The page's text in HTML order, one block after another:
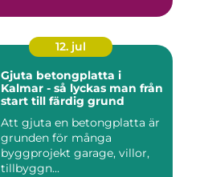
12. jul
Gjuta betongplatta i
Kalmar - så lyckas man från
start till färdig grund
Att gjuta en betongplatta är
grunden för många
byggprojekt garage, villor,
tillbyggn...